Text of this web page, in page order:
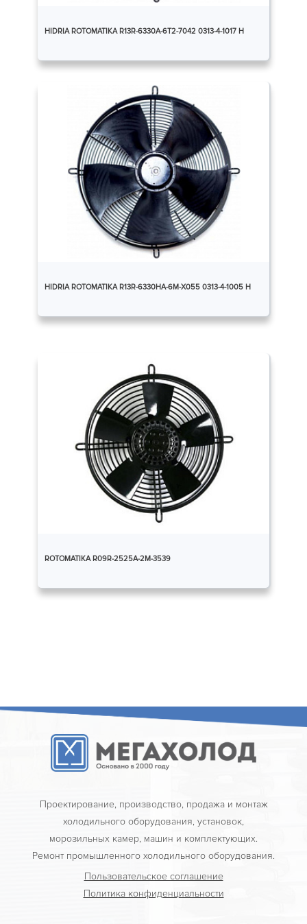
HIDRIA ROTOMATIKA R13R-6330A-6T2-7042 0313-4-1017 Н
HIDRIA ROTOMATIKA R13R-6330HA-6M-X055 0313-4-1005 Н
ROTOMATIKA R09R-2525A-2M-3539
Проектирование, производство, продажа и монтаж
холодильного оборудования, установок,
морозильных камер, машин и комплектующих.
Ремонт промышленного холодильного оборудования.
Пользовательское соглашение
Политика конфиденциальности